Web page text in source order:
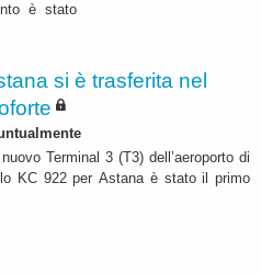
è stato
si è trasferita nel
Terminal 3 (T3) dell’aeroporto di
KC 922 per Astana è stato il primo